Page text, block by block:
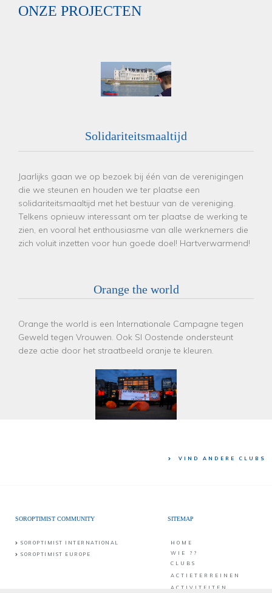
ONZE PROJECTEN
Solidariteitsmaaltijd
Jaarlijks gaan we op bezoek bij één van de verenigingen
die we steunen en houden we ter plaatse een
solidariteitsmaaltijd met het bestuur van de vereniging.
Telkens opnieuw interessant om ter plaatse de werking te
zien, en vooral het enthousiasme van alle werknemers die
zich voluit inzetten voor hun goede doel! Hartverwarmend!
Orange the world
Orange the world is een Internationale Campagne tegen
Geweld tegen Vrouwen. Ook SI Oostende ondersteunt
deze actie door het straatbeeld oranje te kleuren.
VIND ANDERE CLUBS
SOROPTIMIST COMMUNITY
SOROPTIMIST INTERNATIONAL
SOROPTIMIST EUROPE
SITEMAP
HOME
WIE ??
CLUBS
ACTIETERREINEN
ACTIVITEITEN